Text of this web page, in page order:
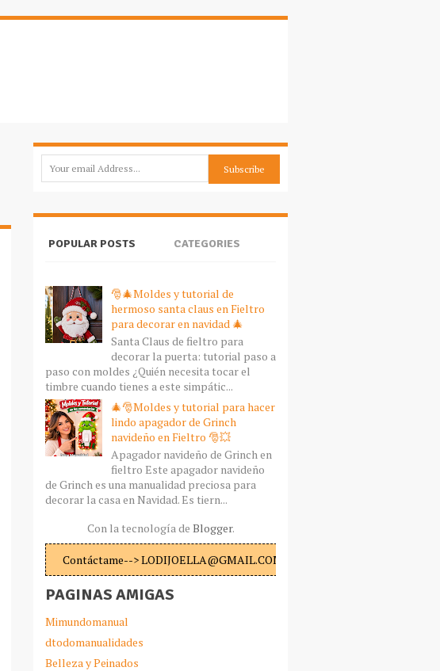
POPULAR POSTS CATEGORIES
🎅🎄Moldes y tutorial de
hermoso santa claus en Fieltro
para decorar en navidad 🎄
Santa Claus de fieltro para
decorar la puerta: tutorial paso a
paso con moldes ¿Quién necesita tocar el
timbre cuando tienes a este simpátic...
🎄🎅Moldes y tutorial para hacer
lindo apagador de Grinch
navideño en Fieltro 🎅💥
Apagador navideño de Grinch en
fieltro Este apagador navideño
de Grinch es una manualidad preciosa para
decorar la casa en Navidad. Es tiern...
Con la tecnología de Blogger.
Contáctame--> LODIJOELLA@GMAIL.COM
PAGINAS AMIGAS
Mimundomanual
dtodomanualidades
Belleza y Peinados